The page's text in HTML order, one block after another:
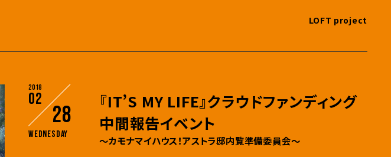
LOFT project
2018
02
28
Wednesday
『IT’S MY LIFE』クラウドファンディング
中間報告イベント
～カモナマイハウス！アストラ邸内覧準備委員会～